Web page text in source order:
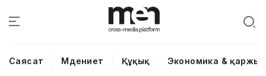
Саясат Мәдениет Құқық Экономика & қаржы